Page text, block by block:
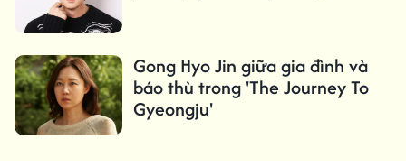
Gong Hyo Jin giữa gia đình và
báo thù trong 'The Journey To
Gyeongju'